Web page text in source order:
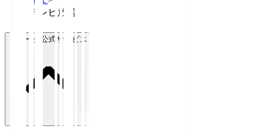
テレビ放送
Ｊリーグ公式サービス